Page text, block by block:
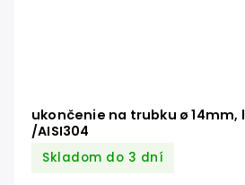
ukončenie na trubku ø 14mm,
/AISI304
Skladom do 3 dní